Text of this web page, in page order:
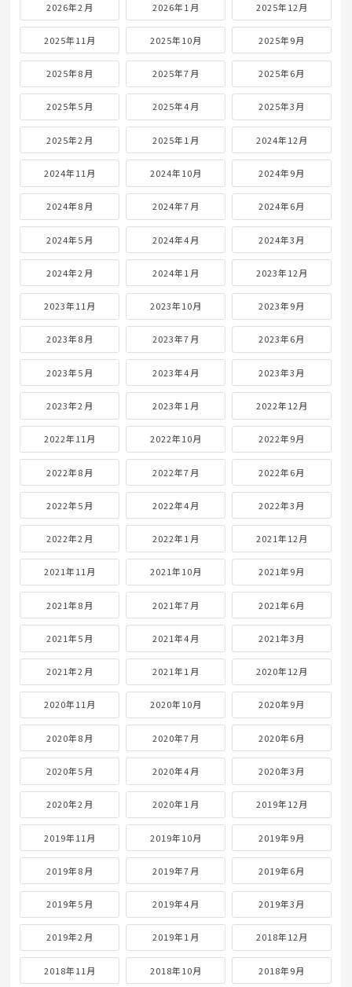
2026年2月 2026年1月 2025年12月
2025年11月 2025年10月 2025年9月
2025年8月 2025年7月 2025年6月
2025年5月 2025年4月 2025年3月
2025年2月 2025年1月 2024年12月
2024年11月 2024年10月 2024年9月
2024年8月 2024年7月 2024年6月
2024年5月 2024年4月 2024年3月
2024年2月 2024年1月 2023年12月
2023年11月 2023年10月 2023年9月
2023年8月 2023年7月 2023年6月
2023年5月 2023年4月 2023年3月
2023年2月 2023年1月 2022年12月
2022年11月 2022年10月 2022年9月
2022年8月 2022年7月 2022年6月
2022年5月 2022年4月 2022年3月
2022年2月 2022年1月 2021年12月
2021年11月 2021年10月 2021年9月
2021年8月 2021年7月 2021年6月
2021年5月 2021年4月 2021年3月
2021年2月 2021年1月 2020年12月
2020年11月 2020年10月 2020年9月
2020年8月 2020年7月 2020年6月
2020年5月 2020年4月 2020年3月
2020年2月 2020年1月 2019年12月
2019年11月 2019年10月 2019年9月
2019年8月 2019年7月 2019年6月
2019年5月 2019年4月 2019年3月
2019年2月 2019年1月 2018年12月
2018年11月 2018年10月 2018年9月